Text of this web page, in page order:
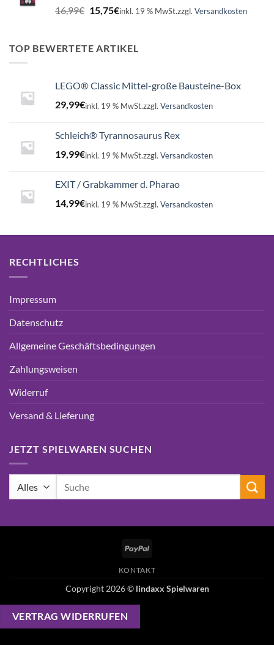
16,99€ Ursprünglicher
Preis
16,99€
15,75€Aktueller
15,75€.
inkl. 19 % MwSt.zzgl. Versandkosten
TOP BEWERTETE ARTIKEL
LEGO® Classic Mittel-große Bausteine-Box
29,99€inkl. 19 % MwSt.zzgl. Versandkosten
Schleich® Tyrannosaurus Rex
19,99€inkl. 19 % MwSt.zzgl. Versandkosten
EXIT / Grabkammer d. Pharao
14,99€inkl. 19 % MwSt.zzgl. Versandkosten
RECHTLICHES
Impressum
Datenschutz
Allgemeine Geschäftsbedingungen
Zahlungsweisen
Widerruf
Versand & Lieferung
JETZT SPIELWAREN SUCHEN
PayPal
KONTAKT
Copyright 2026 © lindaxx Spielwaren
VERTRAG WIDERRUFEN